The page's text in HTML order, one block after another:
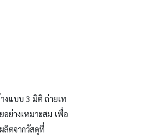
งแบบ 3 มิติ ถ่ายเท
ย่างเหมาะสม เพื่อ
ลิตจากวัสดุที่